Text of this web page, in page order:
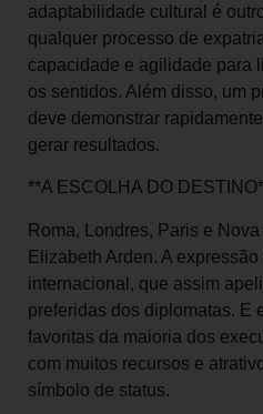
adaptabilidade cultural é
qualquer processo de
capacidade e agilidade para
os sentidos. Além disso, um
deve demonstrar
gerar resultados.
**A ESCOLHA DO
Roma, Londres, Paris e
Elizabeth Arden. A
internacional, que assim
preferidas dos diplomatas. E
favoritas da maioria dos
com muitos recursos e
símbolo de status.